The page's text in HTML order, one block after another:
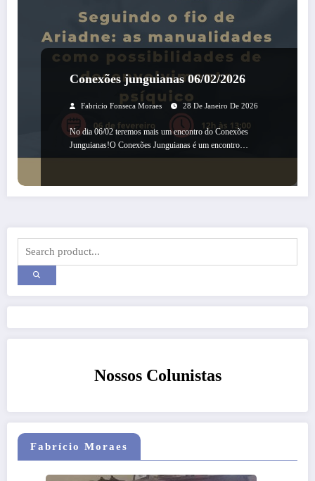
Conexões junguianas 06/02/2026
Fabricio Fonseca Moraes 28 De Janeiro De 2026
No dia 06/02 teremos mais um encontro do Conexões
Junguianas!O Conexões Junguianas é um encontro…
Nossos Colunistas
Fabrício Moraes